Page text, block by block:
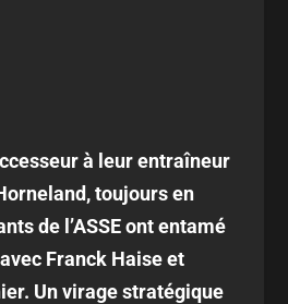
à leur entraîneur
toujours en
de l’ASSE ont entamé
Franck Haise et
Un virage stratégique